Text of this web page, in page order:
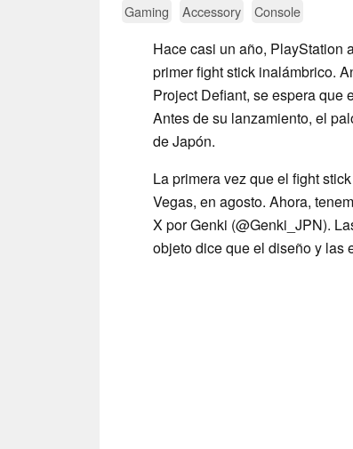
Gaming Accessory Console
Hace casi un año, PlayStation
primer fight stick inalámbrico.
Project Defiant, se espera que
Antes de su lanzamiento, el
de Japón.
La primera vez que el fight
Vegas, en agosto. Ahora,
X por Genki (@Genki_JPN).
objeto dice que el diseño y las